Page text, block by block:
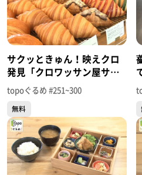
サクッときゅん！映えクロ
発見「クロワッサン屋サク
サク 名取店」（名取市植松
入生）＃294【topoぐる
め】
topoぐるめ #251~300
無料